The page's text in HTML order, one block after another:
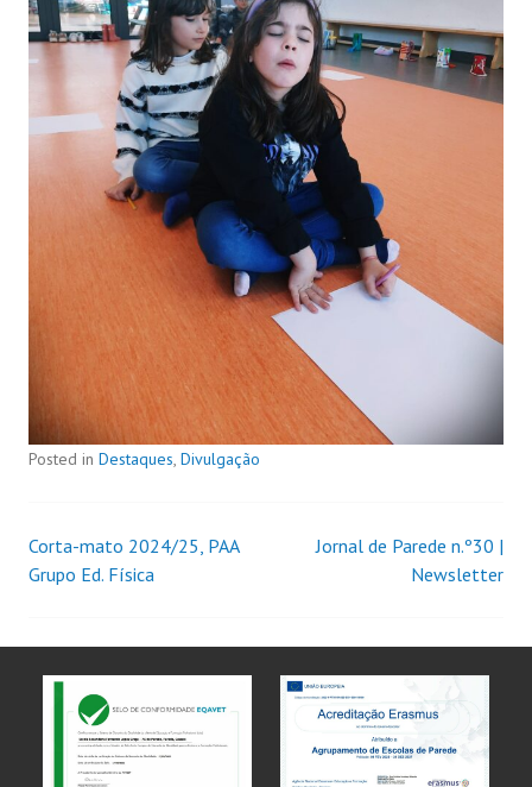
Posted in Destaques, Divulgação
Corta-mato 2024/25, PAA
Grupo Ed. Física
Jornal de Parede n.º30 |
Newsletter